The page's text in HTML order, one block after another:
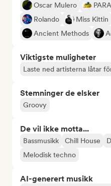
Oscar Mulero
Rolando
Miss Kittin
Ancient Methods
Viktigste muligheter
Laste ned artisterna låtar
Stemninger de elsker
Groovy
De vil ikke motta...
Bassmusikk Chill House
Melodisk techno
AI-generert musikk